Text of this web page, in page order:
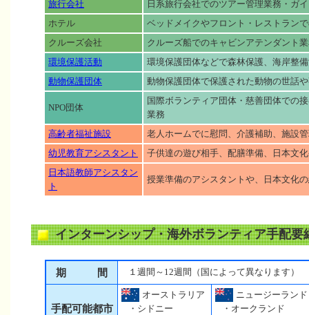
旅行会社
日系旅行会社でのツアー管理業務・ガ
ホテル
ベッドメイクやフロント・レストラン
クルーズ会社
クルーズ船でのキャビンアテンダント
環境保護活動
環境保護団体などで森林保護、海岸整
動物保護団体
動物保護団体で保護された動物の世話
NPO団体
国際ボランティア団体・慈善団体での
業務
高齢者福祉施設
老人ホームでに慰問、介護補助、施設
幼児教育アシスタント
子供達の遊び相手、配膳準備、日本文
日本語教師アシスタン
ト
授業準備のアシスタントや、日本文化
インターンシップ・海外ボランティア手配要
期 間 １週間～12週間（国によって異なります）
手配可能都市
オーストラリア
・シドニー
ニュージーランド
・オークランド